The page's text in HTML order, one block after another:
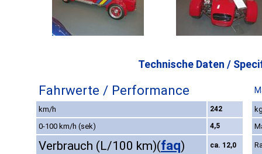
Technische Daten /
Fahrwerte / Performance
km/h 242
0-100 km/h (sek)
4,5
Verbrauch (L/100 km)(faq) ca. 12,0